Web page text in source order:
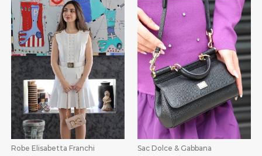
Robe Elisabetta Franchi
Sac Dolce & Gabbana